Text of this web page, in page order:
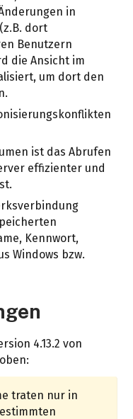
in
dort
Benutzern
die Ansicht im
um dort den
ist das Abrufen
effizienter und
Kennwort,
Windows bzw.
4.13.2 von
traten nur in